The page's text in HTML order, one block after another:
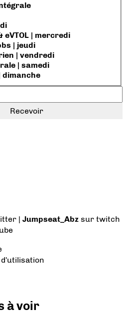
eVTOL | mercredi
| jeudi
| vendredi
| samedi
dimanche
|Jumpseat_Abz sur twitch
à voir